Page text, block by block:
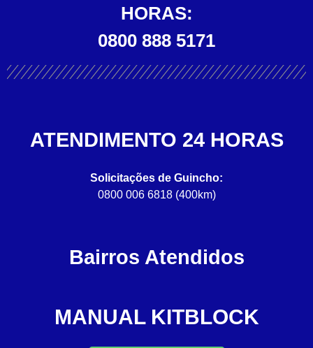
HORAS:
0800 888 5171
ATENDIMENTO 24 HORAS
Solicitações de Guincho:
0800 006 6818 (400km)
Bairros Atendidos
MANUAL KITBLOCK